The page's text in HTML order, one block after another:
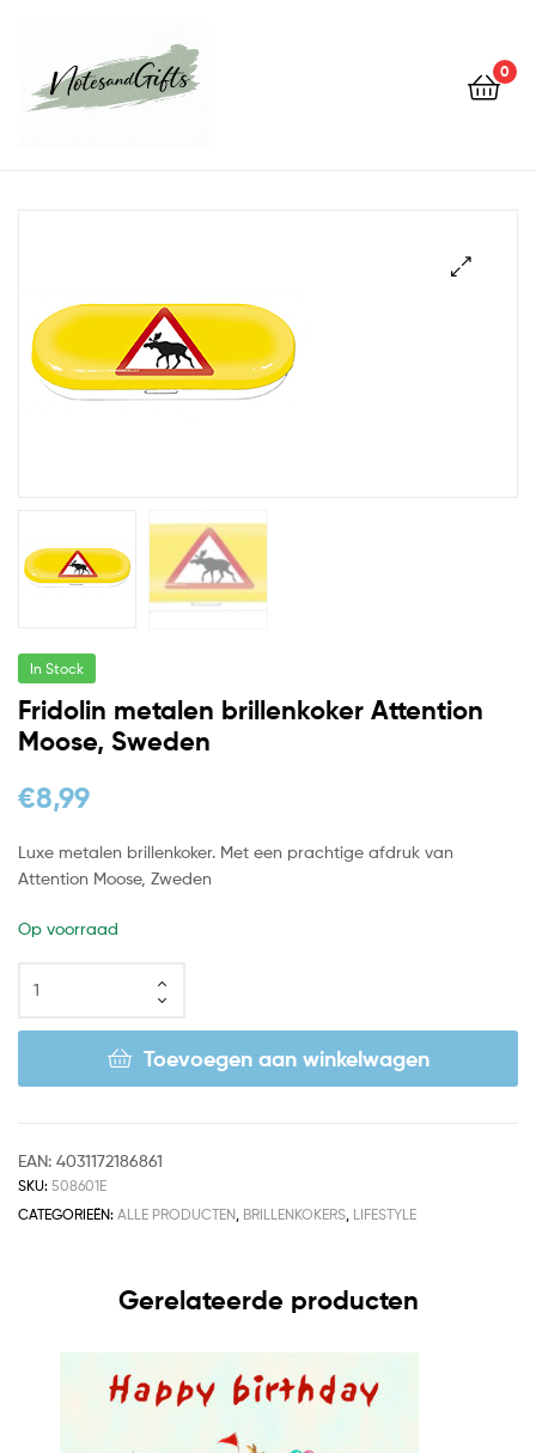
0
In Stock
Fridolin metalen brillenkoker Attention
Moose, Sweden
€8,99
Luxe metalen brillenkoker. Met een prachtige afdruk van
Attention Moose, Zweden
Op voorraad
Toevoegen aan winkelwagen
EAN: 4031172186861
SKU: 508601E
CATEGORIEËN: ALLE PRODUCTEN BRILLENKOKERS LIFESTYLE
Gerelateerde producten